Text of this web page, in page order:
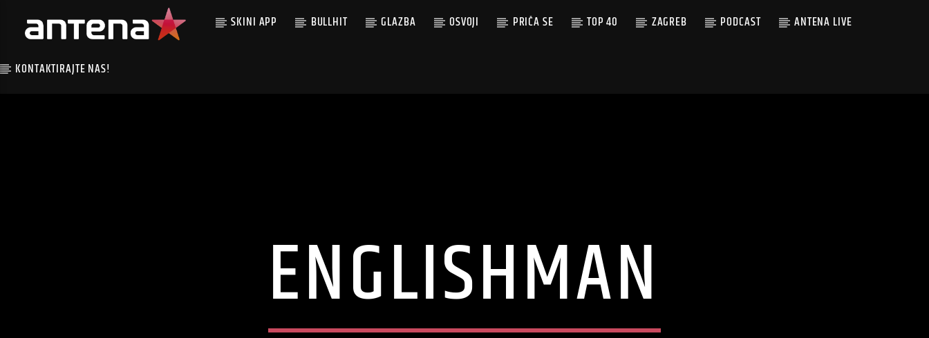
SKINI APP BULLHIT GLAZBA OSVOJI PRIČA SE TOP 40 ZAGREB PODCAST ANTENA LIVE
KONTAKTIRAJTE NAS!
ENGLISHMAN